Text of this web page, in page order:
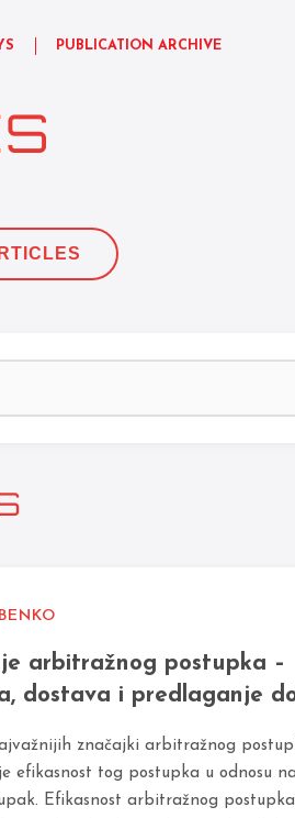
PUBLICATION ARCHIVE
arbitražnog postupka –
dostava i predlaganje
značajki arbitražnog
efikasnost tog postupka u odnosu
Efikasnost arbitražnog